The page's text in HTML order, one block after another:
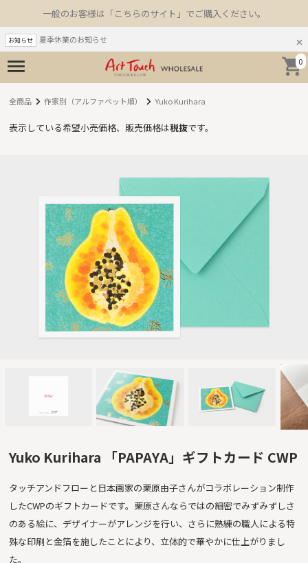
一般のお客様は「こちらのサイト」でご購入ください。
お知らせ
夏季休業のお知らせ
0
全商品 作家別（アルファベット順） Yuko Kurihara
表示している希望小売価格、販売価格は税抜です。
Yuko Kurihara 「PAPAYA」ギフトカード CWP
タッチアンドフローと日本画家の栗原由子さんがコラボレーション制作
したCWPのギフトカードです。栗原さんならではの細密でみずみずしさ
のある絵に、デザイナーがアレンジを行い、さらに熟練の職人による特
殊な印刷と金箔を施したことにより、立体的で華やかに仕上がりまし
た。